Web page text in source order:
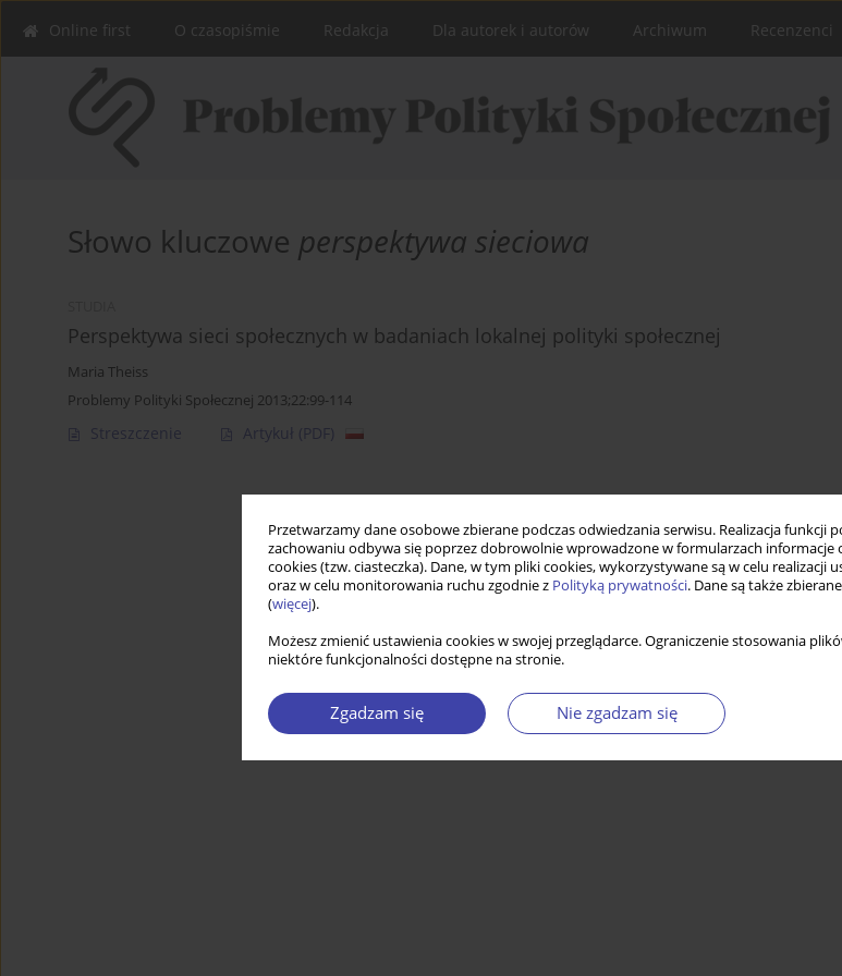
Przetwarzamy dane osobowe zbierane podczas odwiedzania serwisu. Realizacja funkcji
zachowaniu odbywa się poprzez dobrowolnie wprowadzone w formularzach
cookies (tzw. ciasteczka). Dane, w tym pliki cookies, wykorzystywane są w celu realizacji
oraz w celu monitorowania ruchu zgodnie z Polityką prywatności. Dane są także
(więcej).
Możesz zmienić ustawienia cookies w swojej przeglądarce. Ograniczenie stosowania
niektóre funkcjonalności dostępne na stronie.
Zgadzam się Nie zgadzam się
Online first O czasopiśmie Redakcja Dla autorek i autorów Archiwum Recenzenci
Słowo kluczowe perspektywa sieciowa
Perspektywa sieci społecznych w badaniach lokalnej polityki społecznej
Maria Theiss
Problemy Polityki Społecznej 2013;22:99-114
Streszczenie Artykuł (PDF)